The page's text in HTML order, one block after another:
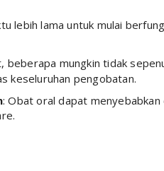
lebih lama untuk mulai
beberapa mungkin tidak
keseluruhan pengobatan.
: Obat oral dapat menyebabkan